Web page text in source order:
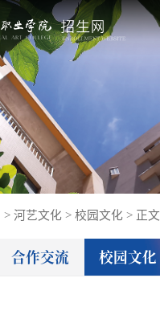
合作交流 校园文化
> 河艺文化> 校园文化> 正文